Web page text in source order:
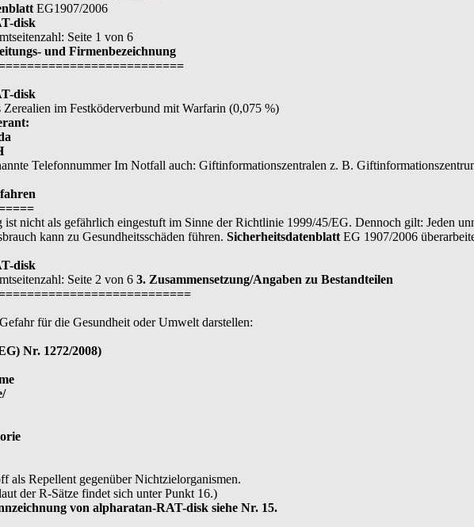
EG1907/2006
disk
Seite 1 von 6
und Firmenbezeichnung
disk
Zerealien im Festköderverbund mit Warfarin (0,075 %)
Telefonnummer Im Notfall auch: Giftinformationszentralen z. B.
ist nicht als gefährlich eingestuft im Sinne der Richtlinie 1999/45/EG. Dennoch gilt: Jeden
kann zu Gesundheitsschäden führen. Sicherheitsdatenblatt EG 1907/2006
disk
Seite 2 von 6 3. Zusammensetzung/Angaben zu Bestandteilen
für die Gesundheit oder Umwelt darstellen:
Nr. 1272/2008)
als Repellent gegenüber Nichtzielorganismen.
der R-Sätze findet sich unter Punkt 16.)
von alpharatan-RAT-disk siehe Nr. 15.